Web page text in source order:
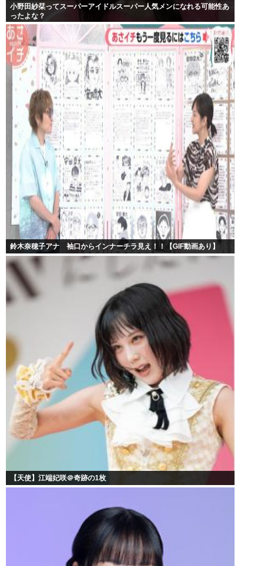
小野田紗栞ってスーパーアイドルスーパー人気メンになれる可能性あ
ったよな？
鈴木奈穂子アナ 袖口からインナーチラ見え！！【GIF動画あり】
【天使】江端妃咲＠奇跡の1枚